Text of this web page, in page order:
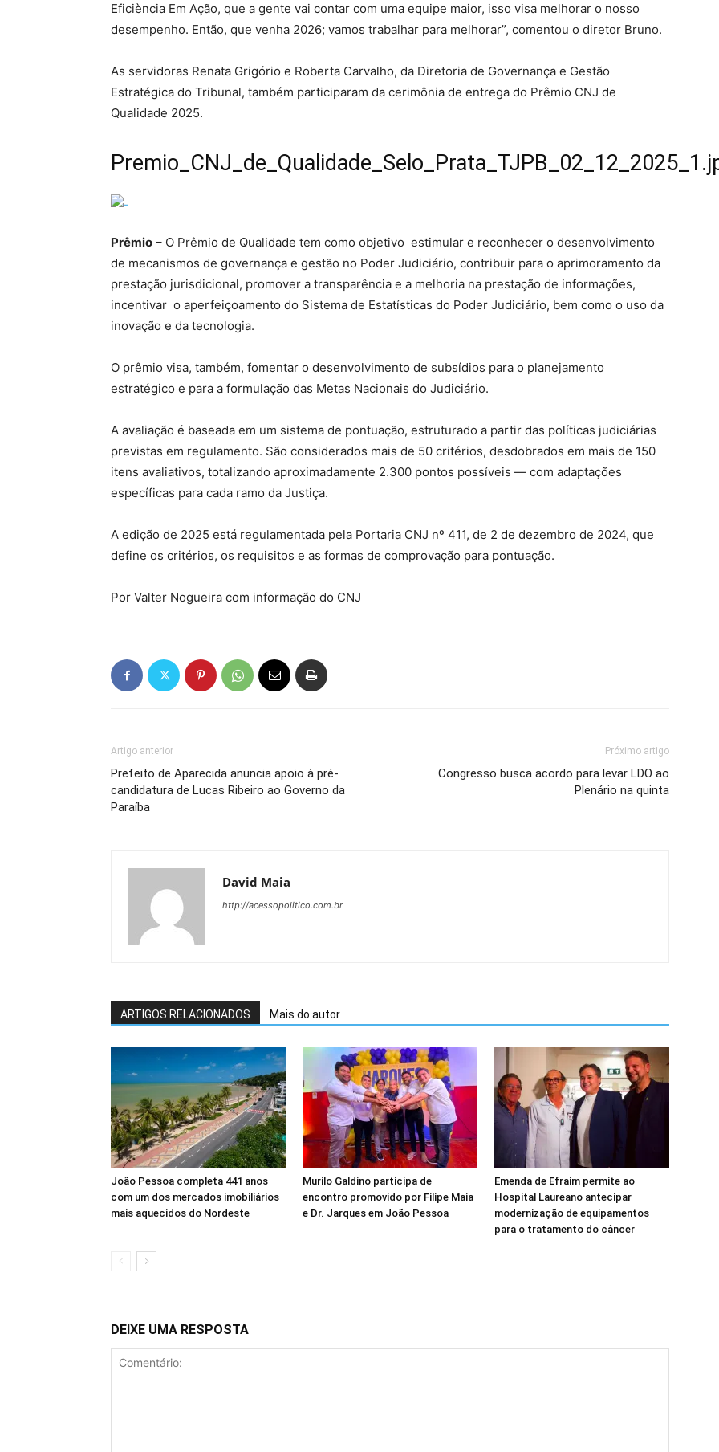
Eficiència Em Ação, que a gente vai contar com uma equipe maior, isso visa melhorar o nosso
desempenho. Então, que venha 2026; vamos trabalhar para melhorar”, comentou o diretor Bruno.
As servidoras Renata Grigório e Roberta Carvalho, da Diretoria de Governança e Gestão
Estratégica do Tribunal, também participaram da cerimônia de entrega do Prêmio CNJ de
Qualidade 2025.
Prêmio – O Prêmio de Qualidade tem como objetivo estimular e reconhecer o desenvolvimento
de mecanismos de governança e gestão no Poder Judiciário, contribuir para o aprimoramento da
prestação jurisdicional, promover a transparência e a melhoria na prestação de informações,
incentivar o aperfeiçoamento do Sistema de Estatísticas do Poder Judiciário, bem como o uso da
inovação e da tecnologia.
O prêmio visa, também, fomentar o desenvolvimento de subsídios para o planejamento
estratégico e para a formulação das Metas Nacionais do Judiciário.
A avaliação é baseada em um sistema de pontuação, estruturado a partir das políticas judiciárias
previstas em regulamento. São considerados mais de 50 critérios, desdobrados em mais de 150
itens avaliativos, totalizando aproximadamente 2.300 pontos possíveis — com adaptações
específicas para cada ramo da Justiça.
A edição de 2025 está regulamentada pela Portaria CNJ nº 411, de 2 de dezembro de 2024, que
define os critérios, os requisitos e as formas de comprovação para pontuação.
Por Valter Nogueira com informação do CNJ
Artigo anterior
Prefeito de Aparecida anuncia apoio à pré-
candidatura de Lucas Ribeiro ao Governo da
Paraíba
Próximo artigo
Congresso busca acordo para levar LDO ao
Plenário na quinta
David Maia
http://acessopolitico.com.br
ARTIGOS RELACIONADOS Mais do autor
João Pessoa completa 441 anos
com um dos mercados imobiliários
mais aquecidos do Nordeste
Murilo Galdino participa de
encontro promovido por Filipe Maia
e Dr. Jarques em João Pessoa
Emenda de Efraim permite ao
Hospital Laureano antecipar
modernização de equipamentos
para o tratamento do câncer
DEIXE UMA RESPOSTA